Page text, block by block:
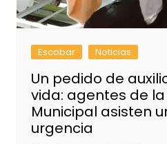
Escobar Noticias
Un pedido de
vida: agentes de la
Municipal asisten
urgencia